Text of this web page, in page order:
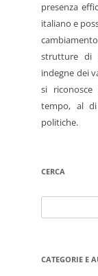
presenza
italiano e
strutture di
indegne dei
si
tempo, al
politiche.
CERCA
per:
CATEGORIE E